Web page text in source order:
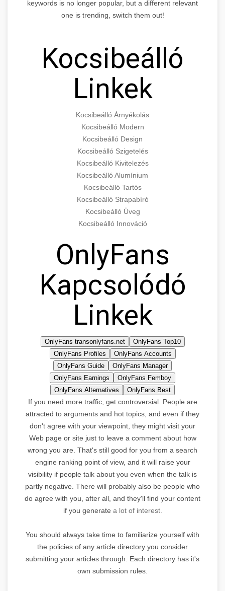
keywords is no longer popular, but a different relevant
one is trending, switch them out!
Kocsibeálló
Linkek
Kocsibeálló Árnyékolás
Kocsibeálló Modern
Kocsibeálló Design
Kocsibeálló Szigetelés
Kocsibeálló Kivitelezés
Kocsibeálló Alumínium
Kocsibeálló Tartós
Kocsibeálló Strapabíró
Kocsibeálló Üveg
Kocsibeálló Innováció
OnlyFans
Kapcsolódó
Linkek
OnlyFans transonlyfans.net
OnlyFans Top10
OnlyFans Profiles
OnlyFans Accounts
OnlyFans Guide
OnlyFans Manager
OnlyFans Earnings
OnlyFans Femboy
OnlyFans Alternatives
OnlyFans Best
If you need more traffic, get controversial. People are
attracted to arguments and hot topics, and even if they
don't agree with your viewpoint, they might visit your
Web page or site just to leave a comment about how
wrong you are. That's still good for you from a search
engine ranking point of view, and it will raise your
visibility if people talk about you even when the talk is
partly negative. There will probably also be people who
do agree with you, after all, and they'll find your content
if you generate a lot of interest.
You should always take time to familiarize yourself with
the policies of any article directory you consider
submitting your articles through. Each directory has it's
own submission rules.